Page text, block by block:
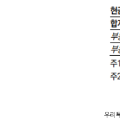
우리